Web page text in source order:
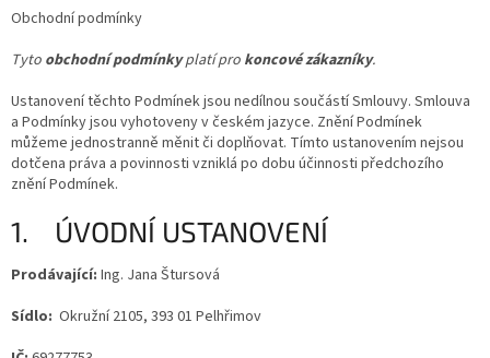
Obchodní podmínky
Tyto obchodní podmínkyplatí pro koncové zákazníky.
Ustanovení těchto Podmínek jsou nedílnou součástí Smlouvy. Smlouva
a Podmínky jsou vyhotoveny v českém jazyce. Znění Podmínek
můžeme jednostranně měnit či doplňovat. Tímto ustanovením nejsou
dotčena práva a povinnosti vzniklá po dobu účinnosti předchozího
znění Podmínek.
1. ÚVODNÍ USTANOVENÍ
Prodávající: Ing. Jana Štursová
Sídlo: Okružní 2105, 393 01 Pelhřimov